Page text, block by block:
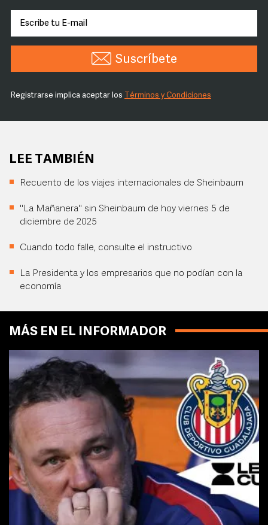
Suscríbete
Registrarse implica aceptar los Términos y Condiciones
LEE TAMBIÉN
Recuento de los viajes internacionales de Sheinbaum
"La Mañanera" sin Sheinbaum de hoy viernes 5 de
diciembre de 2025
Cuando todo falle, consulte el instructivo
La Presidenta y los empresarios que no podían con la
economía
MÁS EN EL INFORMADOR